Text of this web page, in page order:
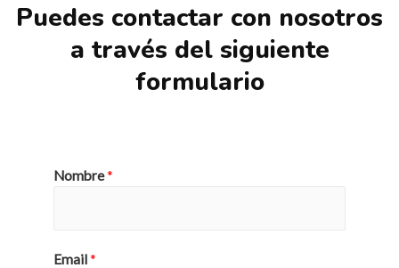
Puedes contactar con nosotros
a través del siguiente
formulario
Nombre*
Email*